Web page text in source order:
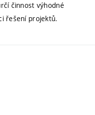
činnost výhodné
řešení projektů.